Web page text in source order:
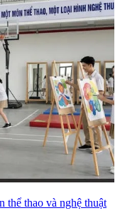
thể thao và nghệ thuật